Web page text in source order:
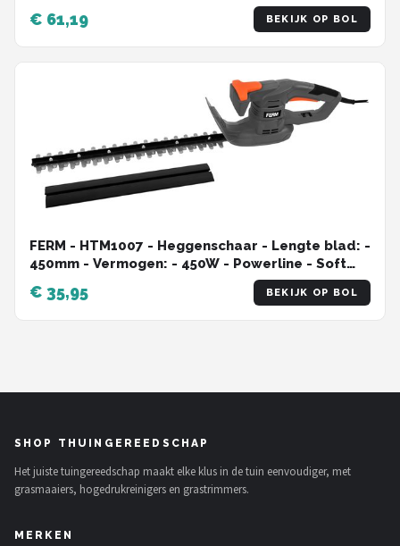
€ 61,19 BEKIJK OP BOL
FERM - HTM1007 - Heggenschaar - Lengte blad: -
450mm - Vermogen: - 450W - Powerline - Soft
grip - Met Beschermhoes - Veiligheidsschakelaar
- Grijs - Keurmerken: - GS - TÜV - CE
€ 35,95 BEKIJK OP BOL
SHOP THUINGEREEDSCHAP
Het juiste tuingereedschap maakt elke klus in de tuin eenvoudiger, met
grasmaaiers, hogedrukreinigers en grastrimmers.
MERKEN